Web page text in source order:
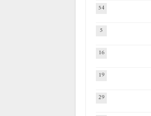
54
5
16
19
29